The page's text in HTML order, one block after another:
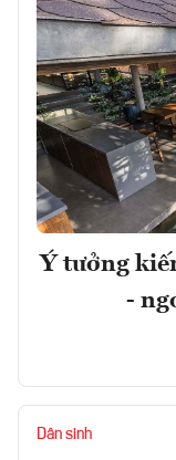
Ý tưởng
-
Dân sinh